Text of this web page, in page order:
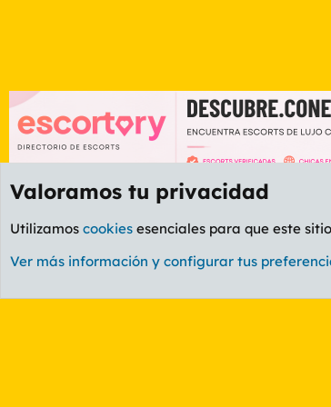
Foro General
Valoramos tu privacidad
Utilizamos cookies esenciales para que este
Ver más información y configurar tus